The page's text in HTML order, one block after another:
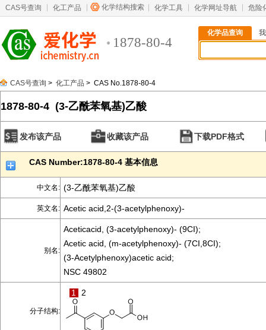
CAS号查询 化工产品 化学结构搜索 化学工具 化学网址导航 危险
1878-80-4
化学品查询
CAS号查询 > 化工产品 > CAS No.1878-80-4
1878-80-4 (3-乙酰苯氧基)乙酸
发布该产品 收藏该产品 下载PDF格式
CAS Number:1878-80-4 基本信息
中文名: (3-乙酰苯氧基)乙酸
英文名: Acetic acid,2-(3-acetylphenoxy)-
别名:
Aceticacid, (3-acetylphenoxy)- (9CI);
Acetic acid, (m-acetylphenoxy)- (7CI,8CI);
(3-Acetylphenoxy)acetic acid;
NSC 49802
分子结构:
1 2